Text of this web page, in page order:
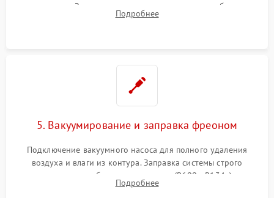
осушителя. Замена изношенных вентиляторов обдува,
сломанных заслонок или поврежденных дверных петель.
Подробнее
5. Вакуумирование и заправка фреоном
Подключение вакуумного насоса для полного удаления
воздуха и влаги из контура. Заправка системы строго
дозированным объемом хладагента (R600a, R134a) по
электронным весам. Контроль рабочего давления в системе.
Подробнее